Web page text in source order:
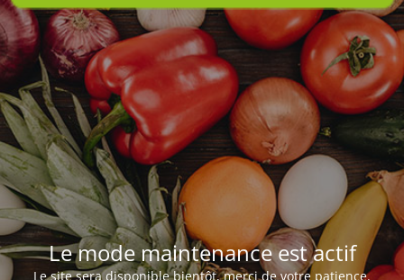
Le mode maintenance est actif
Le site sera disponible bientôt, merci de votre patience.